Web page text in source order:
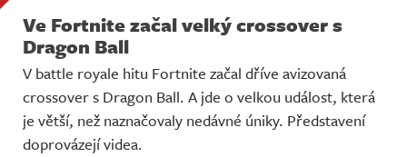
Ve Fortnite začal velký crossover s
Dragon Ball
V battle royale hitu Fortnite začal dříve avizovaná
crossover s Dragon Ball. A jde o velkou událost, která
je větší, než naznačovaly nedávné úniky. Představení
doprovázejí videa.